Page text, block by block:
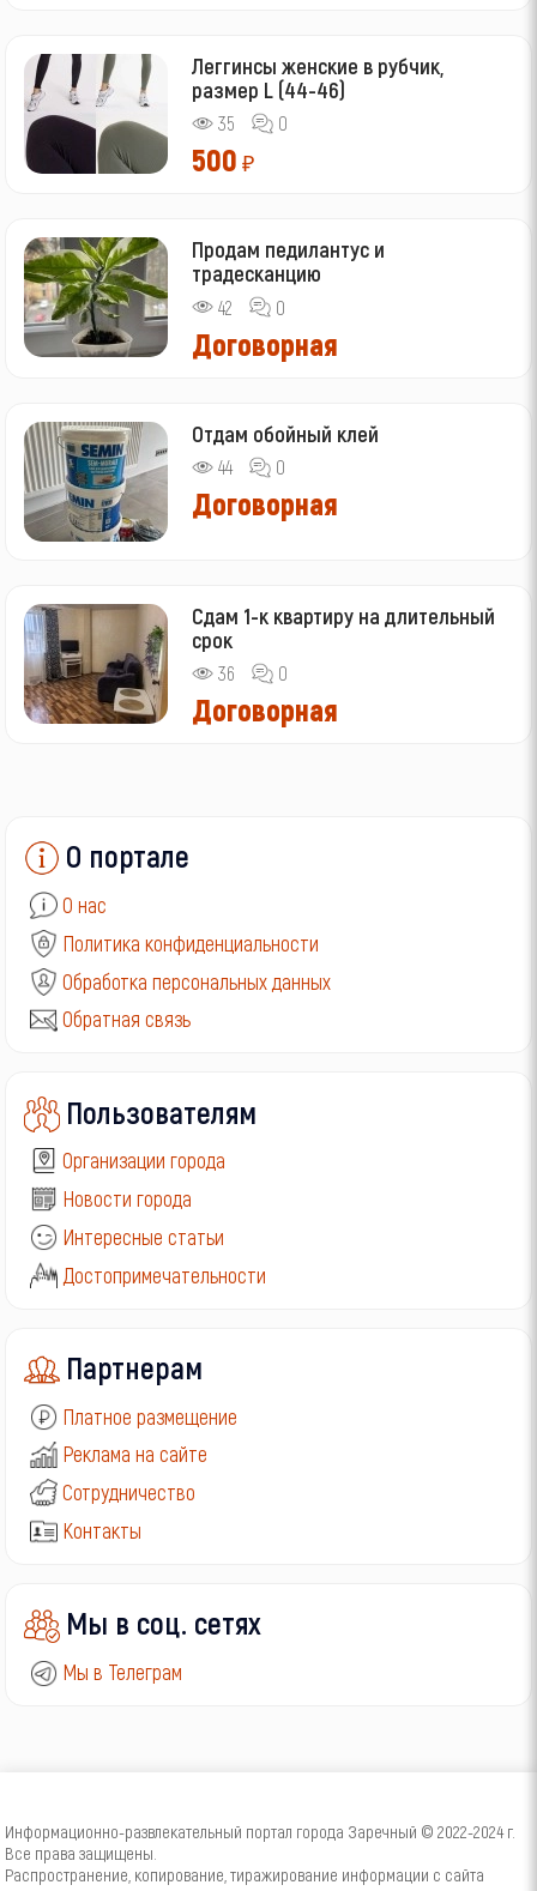
Леггинсы женские в рубчик,
размер L (44-46)
35 0
500 ₽
Продам педилантус и
традесканцию
42 0
Договорная
Отдам обойный клей
44 0
Договорная
Сдам 1-к квартиру на длительный
срок
36 0
Договорная
О портале
О нас
Политика конфиденциальности
Обработка персональных данных
Обратная связь
Пользователям
Организации города
Новости города
Интересные статьи
Достопримечательности
Партнерам
Платное размещение
Реклама на сайте
Сотрудничество
Контакты
Мы в соц. сетях
Мы в Телеграм
Информационно-развлекательный портал города Заречный © 2022-2024 г.
Все права защищены.
Распространение, копирование, тиражирование информации с сайта